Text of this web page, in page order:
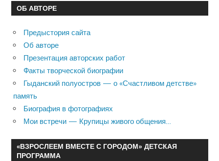
ОБ АВТОРЕ
Предыстория сайта
Об авторе
Презентация авторских работ
Факты творческой биографии
Гыданский полуостров — о «Счастливом детстве»
память
Биография в фотографиях
Мои встречи — Крупицы живого общения…
«ВЗРОСЛЕЕМ ВМЕСТЕ С ГОРОДОМ» ДЕТСКАЯ
ПРОГРАММА